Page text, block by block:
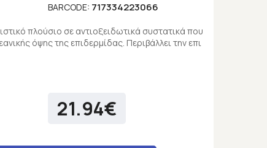
BARCODE: 717334223066
πλούσιο σε αντιοξειδωτικά συστατικά που
όψης της επιδερμίδας. Περιβάλλει την επι
21.94€